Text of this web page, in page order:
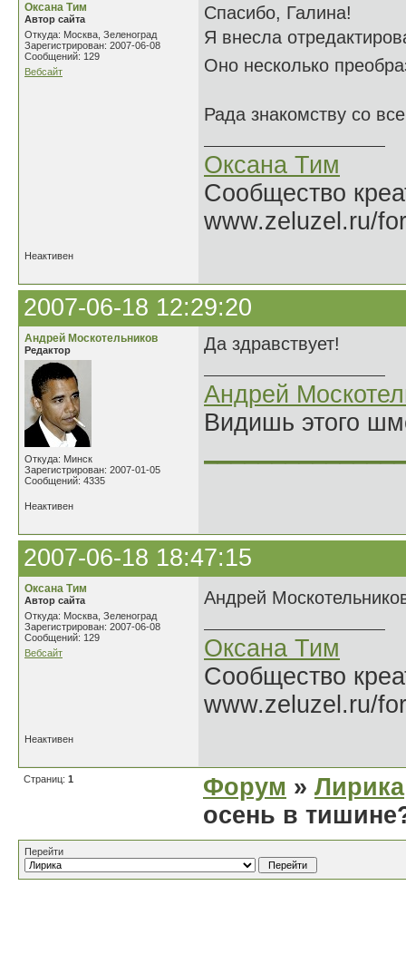
Оксана Тим
Автор сайта
Откуда: Москва, Зеленоград
Зарегистрирован: 2007-06-08
Сообщений: 129
Вебсайт
Спасибо, Галина!
Я внесла
Оно несколько
Рада знакомству со
Оксана Тим
Сообщество
www.zeluzel.ru/
Неактивен
2007-06-18 12:29:20
Андрей Москотельников
Редактор
Откуда: Минск
Зарегистрирован: 2007-01-05
Сообщений: 4335
Да здравствует!
Андрей
Видишь этого
Неактивен
2007-06-18 18:47:15
Оксана Тим
Автор сайта
Откуда: Москва, Зеленоград
Зарегистрирован: 2007-06-08
Сообщений: 129
Вебсайт
Андрей
Оксана Тим
Сообщество
www.zeluzel.ru/
Неактивен
Страниц: 1 Форум » Лирика
осень в
Перейти